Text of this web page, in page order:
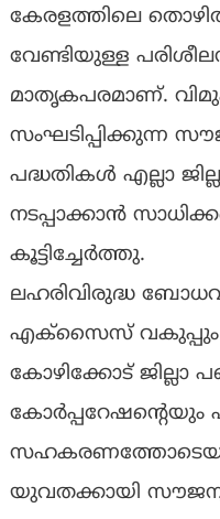
കേരളത്തിലെ
വേണ്ടിയുള്ള
മാതൃകപരമാണ്.
സംഘടിപ്പിക്കുന്ന
പദ്ധതികൾ എല്ലാ
നടപ്പാക്കാൻ
കൂട്ടിച്ചേർത്തു.
ലഹരിവിരുദ്ധ
എക്സൈസ് വകുപ്പും
കോഴിക്കോട് ജില്ലാ
കോർപ്പറേഷൻ്റെയും
യുവതക്കായി